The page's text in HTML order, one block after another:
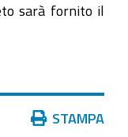
sarà fornito il
STAMPA